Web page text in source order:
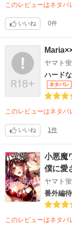
このレビューはネタ
いいね 0件
ヤマト蛍
ハード
ネタバレ
このレビューはネタ
いいね 1件
小悪魔
僕に愛
ヤマト蛍
番外編
このレビューはネタ